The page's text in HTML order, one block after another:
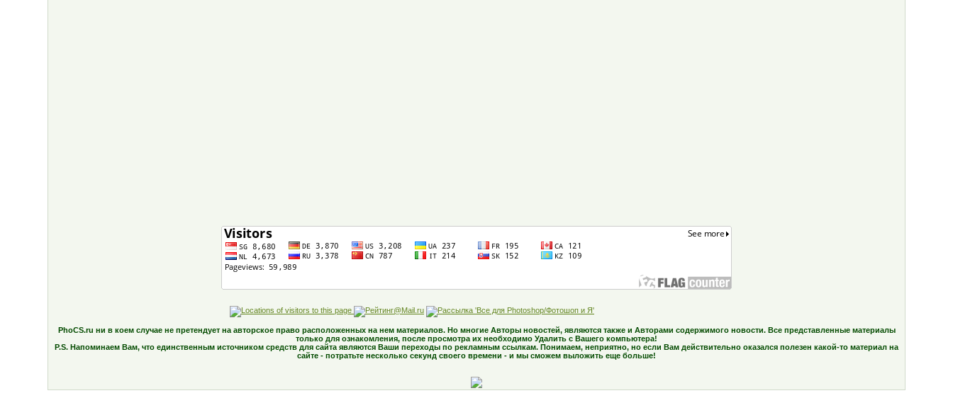
PhoCS.ru ни в коем случае не претендует на авторское право расположенных на нем материалов. Но многие Авторы новостей, являются также и Авторами содержимого новости. Все представленные материалы
только для ознакомления, после просмотра их необходимо Удалить с Вашего компьютера!
P.S. Напоминаем Вам, что единственным источником средств для сайта являются Ваши переходы по рекламным ссылкам. Понимаем, неприятно, но если Вам действительно оказался полезен какой-то материал на
сайте - потратьте несколько секунд своего времени - и мы сможем выложить еще больше!